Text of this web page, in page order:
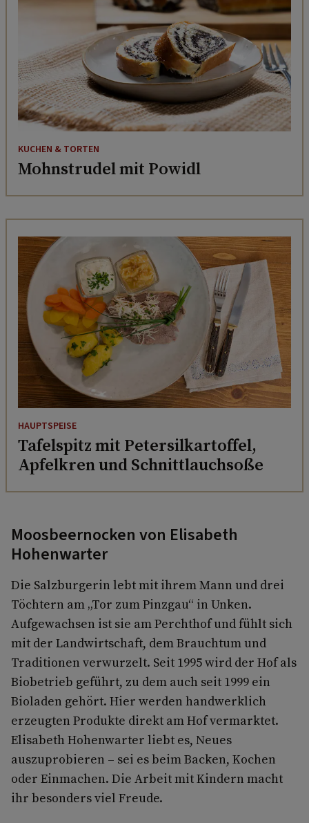
KUCHEN & TORTEN
Mohnstrudel mit Powidl
HAUPTSPEISE
Tafelspitz mit Petersilkartoffel,
Apfelkren und Schnittlauchsoße
Moosbeernocken von Elisabeth
Hohenwarter
Die Salzburgerin lebt mit ihrem Mann und drei
Töchtern am „Tor zum Pinzgau“ in Unken.
Aufgewachsen ist sie am Perchthof und fühlt sich
mit der Landwirtschaft, dem Brauchtum und
Traditionen verwurzelt. Seit 1995 wird der Hof als
Biobetrieb geführt, zu dem auch seit 1999 ein
Bioladen gehört. Hier werden handwerklich
erzeugten Produkte direkt am Hof vermarktet.
Elisabeth Hohenwarter liebt es, Neues
auszuprobieren – sei es beim Backen, Kochen
oder Einmachen. Die Arbeit mit Kindern macht
ihr besonders viel Freude.